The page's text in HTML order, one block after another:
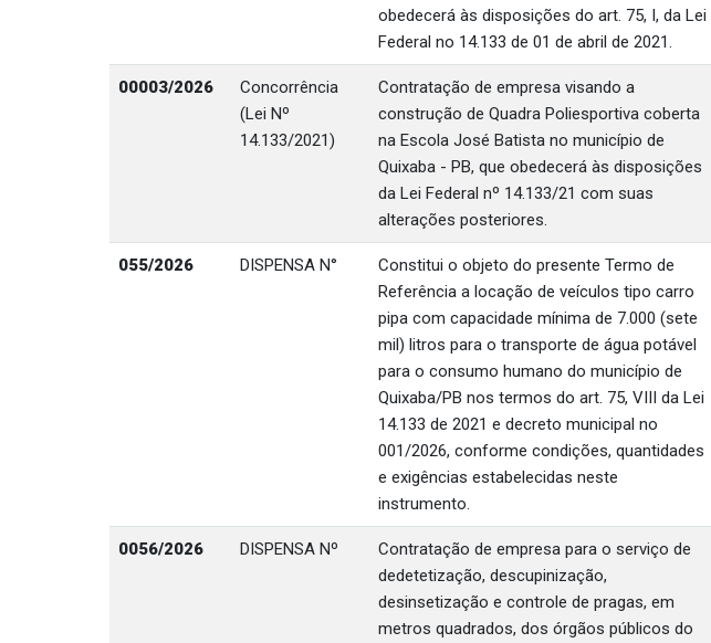
obedecerá às disposições do art. 75, I, da Lei
Federal no 14.133 de 01 de abril de 2021.
00003/2026
Concorrência
(Lei Nº
14.133/2021)
Contratação de empresa visando a
construção de Quadra Poliesportiva coberta
na Escola José Batista no município de
Quixaba - PB, que obedecerá às disposições
da Lei Federal nº 14.133/21 com suas
alterações posteriores.
055/2026 DISPENSA N°
Constitui o objeto do presente Termo de
Referência a locação de veículos tipo carro
pipa com capacidade mínima de 7.000 (sete
mil) litros para o transporte de água potável
para o consumo humano do município de
Quixaba/PB nos termos do art. 75, VIII da Lei
14.133 de 2021 e decreto municipal no
001/2026, conforme condições, quantidades
e exigências estabelecidas neste
instrumento.
0056/2026 DISPENSA Nº
Contratação de empresa para o serviço de
dedetetização, descupinização,
desinsetização e controle de pragas, em
metros quadrados, dos órgãos públicos do